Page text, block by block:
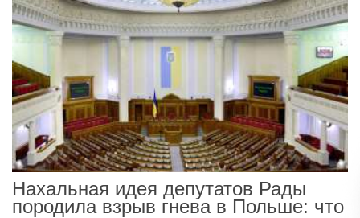
Нахальная идея депутатов Рады
породила взрыв гнева в Польше: что